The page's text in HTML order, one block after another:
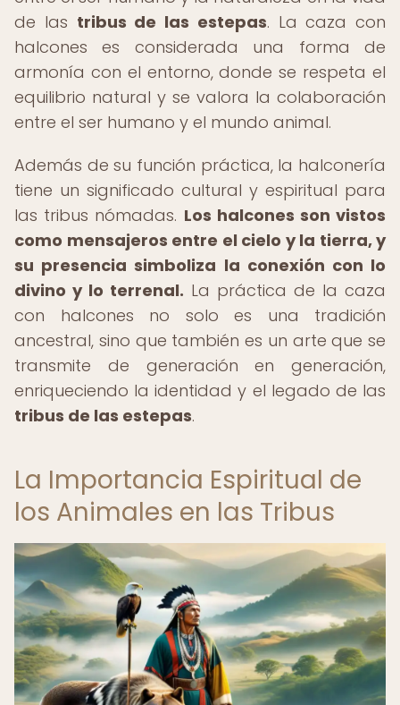
de las tribus de las estepas. La caza con
halcones es considerada una forma de
armonía con el entorno, donde se respeta el
equilibrio natural y se valora la colaboración
entre el ser humano y el mundo animal.
Además de su función práctica, la halconería
tiene un significado cultural y espiritual para
las tribus nómadas. Los halcones son vistos
como mensajeros entre el cielo y la tierra, y
su presencia simboliza la conexión con lo
divino y lo terrenal. La práctica de la caza
con halcones no solo es una tradición
ancestral, sino que también es un arte que se
transmite de generación en generación,
enriqueciendo la identidad y el legado de las
tribus de las estepas.
La Importancia Espiritual de
los Animales en las Tribus